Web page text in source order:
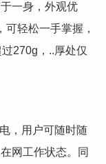
一身，外观优
轻松一手掌握，
270g，..厚处仅
，用户可随时随
网工作状态。同